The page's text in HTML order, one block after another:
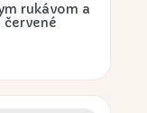
rukávom a